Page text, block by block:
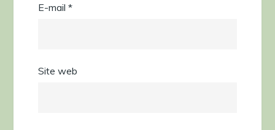
E-mail*
Site web